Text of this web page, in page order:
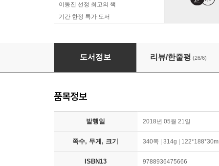
이동진 선정 최고의 책
기간 한정 특가 도서
뜻밖의 좋은 일
도서정보 리뷰/한줄평 (26/6)
품목정보
발행일 2018년 05월 21일
쪽수, 무게, 크기 340쪽 | 314g |
ISBN13 9788936475666